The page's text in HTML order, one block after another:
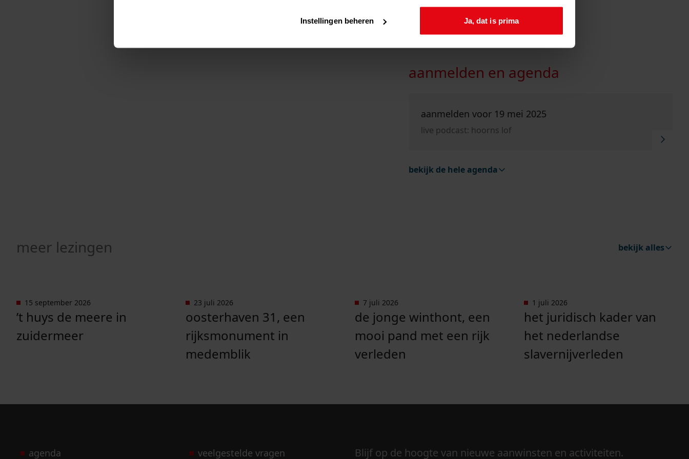
Instellingen beheren Ja, dat is prima
aanmelden en agenda
aanmelden voor 19 mei 2025
live podcast: hoorns lof
bekijk de hele agenda
meer lezingen bekijk alles
15 september 2026
’t huys de meere in
zuidermeer
Ga naar "’t Huys de Meere in Zuidermeer".23 juli 2026
oosterhaven 31, een
rijksmonument in
medemblik
Ga naar "Oosterhaven 31, een rijksmonument in Medemblik".
7 juli 2026
de jonge winthont, een
mooi pand met een rijk
verleden
Ga naar "De Jonge Winthont, een mooi pand met een rijk verleden".
1 juli 2026
het juridisch kader van
het nederlandse
slavernijverleden
Ga naar "Het juridisch kader van het
agenda veelgestelde vragen Blijf op de hoogte van nieuwe aanwinsten en activiteiten.